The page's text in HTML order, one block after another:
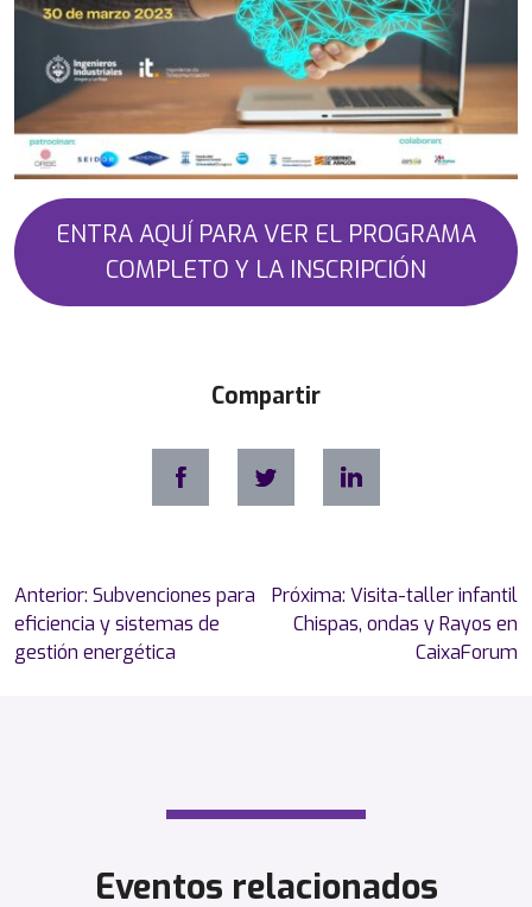
ENTRA AQUÍ PARA VER EL PROGRAMA
COMPLETO Y LA INSCRIPCIÓN
Compartir
Navegación
de
entradas
Anterior: Subvenciones para
eficiencia y sistemas de
gestión energética
Próxima: Visita-taller infantil
Chispas, ondas y Rayos en
CaixaForum
Eventos relacionados